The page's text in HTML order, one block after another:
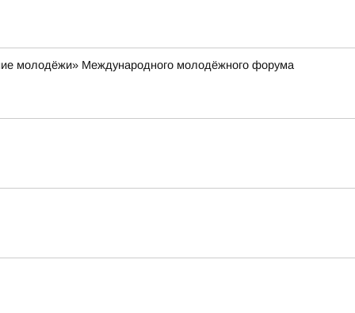
молодёжи» Международного молодёжного форума